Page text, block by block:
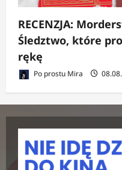
RECENZJA:
Śledztwo, które
rękę
Po prostu Mira